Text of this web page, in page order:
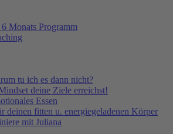
Monats Programm
tu ich es dann nicht?
deine Ziele erreichst!
Essen
deinen fitten u. energiegeladenen Körper
mit Juliana